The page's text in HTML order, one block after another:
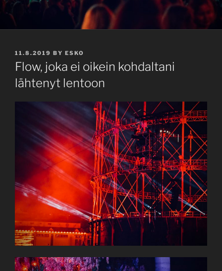
POSTED
ON
11.8.2019 BY ESKO
Flow, joka ei oikein kohdaltani
lähtenyt lentoon